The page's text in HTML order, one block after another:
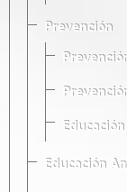
Prevención
Educación
Educación